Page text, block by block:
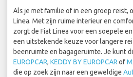
Als je met familie of in een groep reist,
Linea. Met zijn ruime interieur en
zorgt de Fiat Linea voor een soepele
een uitstekende keuze voor langere
beenruimte en bagageruimte. Je kunt
EUROPCAR, KEDDY BY EUROPCAR of
die op zoek zijn naar een geweldige